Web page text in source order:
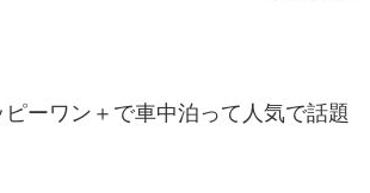
ーワン＋で車中泊って人気で話題